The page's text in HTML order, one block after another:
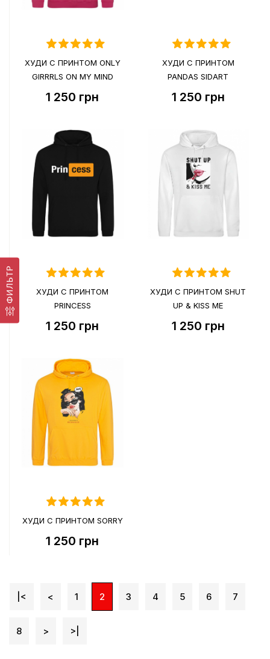
ФИЛЬТР
ХУДИ С ПРИНТОМ ONLY
GIRRRLS ON MY MIND
1 250 грн
ХУДИ С ПРИНТОМ
PANDAS SIDART
1 250 грн
ХУДИ С ПРИНТОМ
PRINCESS
1 250 грн
ХУДИ С ПРИНТОМ SHUT
UP & KISS ME
1 250 грн
ХУДИ С ПРИНТОМ SORRY
1 250 грн
|< < 1 2 3 4 5 6 7
8 > >|